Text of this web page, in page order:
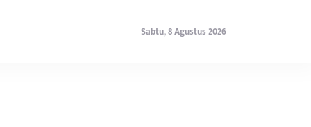
Sabtu, 8 Agustus 2026